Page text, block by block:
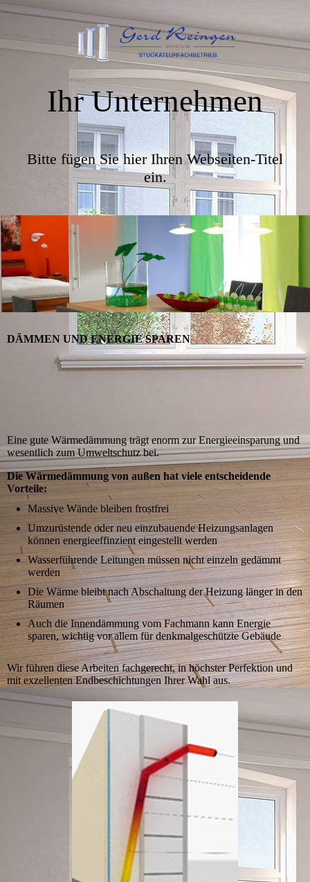
Ihr Unternehmen
Bitte fügen Sie hier Ihren Webseiten-Titel
ein.
DÄMMEN UND ENERGIE SPAREN
Eine gute Wärmedämmung trägt enorm zur Energie­einspa­rung und
wesentlich zum Umweltschutz bei.
Die Wärmedämmung von außen hat viele entscheidende
Vorteile:
Massive Wände bleiben frostfrei
Umzurüstende oder neu einzubauende Heizungsanlagen
können energieeffinzient eingestellt werden
Wasserführende Leitungen müssen nicht einzeln gedämmt
werden
Die Wärme bleibt nach Abschaltung der Heizung länger in den
Räumen
Auch die Innendämmung vom Fachmann kann Energie
sparen, wichtig vor allem für denkmalgeschützte Gebäude
Wir führen diese Arbeiten fachgerecht, in höchster Perfektion und
mit exzellenten Endbeschichtungen Ihrer Wahl aus.